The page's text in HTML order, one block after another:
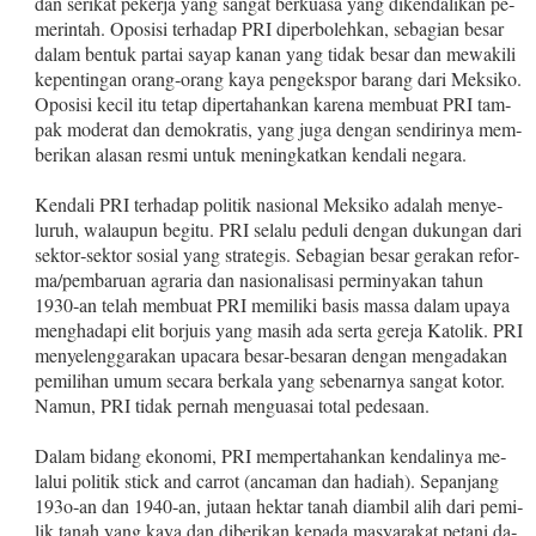
merintah. Oposisi terhadap PRI diperbolehkan, sebagian besar
dalam bentuk partai sayap kanan yang tidak besar dan mewakili
kepentingan orang‑orang kaya pengekspor barang dari Meksiko.
Oposisi kecil itu tetap dipertahankan karena membuat PRI tam­
pak moderat dan demokratis, yang juga dengan sendirinya mem­
berikan alasan resmi untuk meningkatkan kendali negara.
Kendali PRI terhadap politik nasional Meksiko adalah menye­
luruh, walaupun begitu. PRI selalu peduli dengan dukungan dari
sektor‑sektor sosial yang strategis. Sebagian besar gerakan refor­
ma/pembaruan agraria dan nasionalisasi perminyakan tahun
1930‑an telah membuat PRI memiliki basis massa dalam upaya
menghadapi elit borjuis yang masih ada serta gereja Katolik. PRI
menyelenggarakan upacara besar‑besaran dengan mengadakan
pemilihan umum secara berkala yang sebenarnya sangat kotor.
Namun, PRI tidak pernah menguasai total pedesaan.
Dalam bidang ekonomi, PRI mempertahankan kendalinya me­
lalui politik stick and carrot (ancaman dan hadiah). Sepanjang
193o‑an dan 1940‑an, jutaan hektar tanah diambil alih dari pemi­
lik tanah yang kaya dan diberikan kepada masyarakat petani da­